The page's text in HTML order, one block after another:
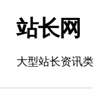
站长网
大型站长资讯